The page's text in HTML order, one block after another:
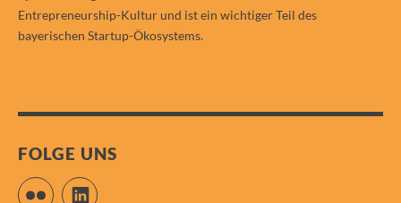
Entrepreneurship-Kultur und ist ein wichtiger Teil des
bayerischen Startup-Ökosystems.
FOLGE UNS
Flickr LinkedIn